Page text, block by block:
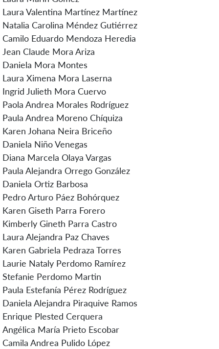
Laura Valentina Martínez Martínez
Natalia Carolina Méndez Gutiérrez
Camilo Eduardo Mendoza Heredia
Jean Claude Mora Ariza
Daniela Mora Montes
Laura Ximena Mora Laserna
Ingrid Julieth Mora Cuervo
Paola Andrea Morales Rodríguez
Paula Andrea Moreno Chíquiza
Karen Johana Neira Briceño
Daniela Niño Venegas
Diana Marcela Olaya Vargas
Paula Alejandra Orrego González
Daniela Ortiz Barbosa
Pedro Arturo Páez Bohórquez
Karen Giseth Parra Forero
Kimberly Gineth Parra Castro
Laura Alejandra Paz Chaves
Karen Gabriela Pedraza Torres
Laurie Nataly Perdomo Ramírez
Stefanie Perdomo Martin
Paula Estefanía Pérez Rodríguez
Daniela Alejandra Piraquive Ramos
Enrique Plested Cerquera
Angélica María Prieto Escobar
Camila Andrea Pulido López